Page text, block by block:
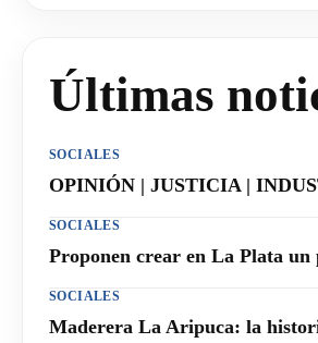
Últimas
SOCIALES
OPINIÓN | JUSTICIA |
SOCIALES
Proponen crear en La Plata un
SOCIALES
Maderera La Aripuca: la